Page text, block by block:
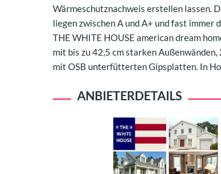
Wärmeschutznachweis erstellen lassen.
liegen zwischen A und A+ und fast
THE WHITE HOUSE american dream
mit bis zu 42,5 cm starken
mit OSB unterfütterten Gipsplatten. In
ANBIETERDETAILS